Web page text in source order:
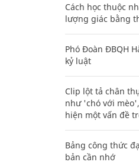
Cách học thuộc
lượng giác bằng
Phó Đoàn ĐBQH
kỷ luật
Clip lột tả chân
như 'chó với
hiện một vấn đề
Bảng công thức
bản cần nhớ